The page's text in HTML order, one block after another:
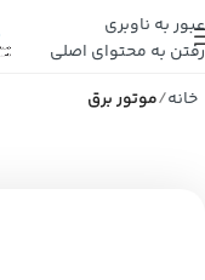
عبور به ناوبری
رفتن به محتوای اصلی
خانه موتور برق